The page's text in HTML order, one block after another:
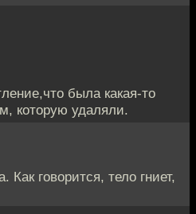
была какая-то
которую удаляли.
говорится, тело гниет,